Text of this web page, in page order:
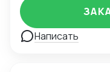
совместимость
Сертификат
КОЛЕСНЫХ
Декларация
Написать